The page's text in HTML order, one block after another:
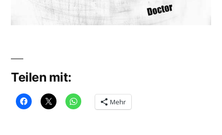
Teilen mit:
Mehr